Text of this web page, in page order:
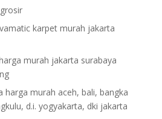
karpet murah jakarta
murah jakarta surabaya
harga murah aceh, bali, bangka
d.i. yogyakarta, dki jakarta